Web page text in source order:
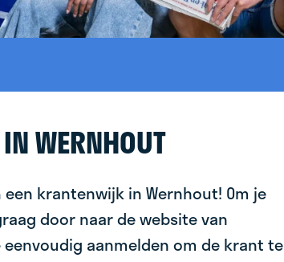
WERNHOUT
krantenwijk in Wernhout! Om je
door naar de website van
eenvoudig aanmelden om de krant te